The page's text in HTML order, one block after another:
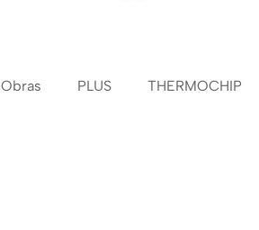
Obras PLUS THERMOCHIP